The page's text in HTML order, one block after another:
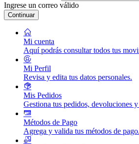
Ingrese un correo válido
Continuar
Mi cuenta
Aquí podrás consultar todos tus
Mi Perfil
Revisa y edita tus datos personales.
Mis Pedidos
Gestiona tus pedidos, devoluciones
Métodos de Pago
Agrega y valida tus métodos de pago.